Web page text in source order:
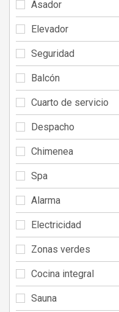
Asador
Elevador
Seguridad
Balcón
Cuarto de servicio
Despacho
Chimenea
Spa
Alarma
Electricidad
Zonas verdes
Cocina integral
Sauna